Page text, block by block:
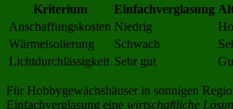
Kriterium Einfachverglasung
Anschaffungskosten Niedrig
Wärmeisolierung
Schwach
Lichtdurchlässigkeit Sehr gut
Für Hobbygewächshäuser in sonnigen
Einfachverglasung eine wirtschaftliche